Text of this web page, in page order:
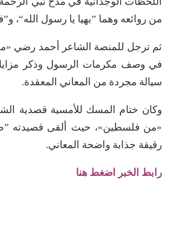
من روائعه وهما ”بهيا يا رسول الله“،
ثم ترجل للمنصة الشاعر أحمد رضي
في وصف مكرمات الرسول وذكر
سيالة مجردة من المعاني المعقدة.
وكان ختام المسك للأمسية قصدية
«من فلسطين»، حيث ألقى قصيدته ”طه
رقيقة جذابة واضحة المعاني.
رابط الخبر اضغط هنا